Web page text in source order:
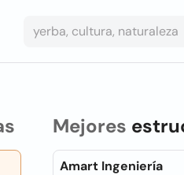
Mejores
Amart Ingeniería